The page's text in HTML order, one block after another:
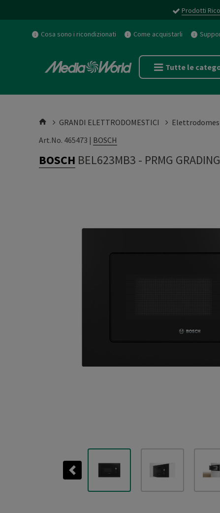
Prodotti
Cosa sono i ricondizionati Come acquistarli
Tutte le
GRANDI ELETTRODOMESTICI
Art.No. 465473 | BOSCH
BOSCH BEL623MB3 - PRMG
Previous